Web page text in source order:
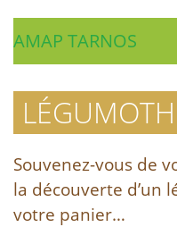
AMAP TARNOS
Souvenez-vous de
la découverte d’un
votre panier…